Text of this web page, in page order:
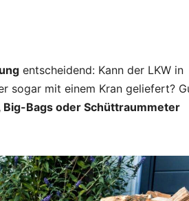
entscheidend: Kann der LKW in
sogar mit einem Kran geliefert?
Bags oder Schüttraummeter